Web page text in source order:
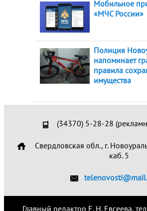
Мобильное
«МЧС России»
Полиция
напоминает
правила
имущества
(34370) 5-28-28
Свердловская обл., г.
каб. 5
Главный редактор Е. Н. Евсеева,